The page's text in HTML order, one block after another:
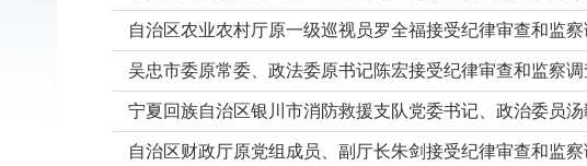
自治区农业农村厅原一级巡视员罗全福接受纪律审查和监察
吴忠市委原常委、政法委原书记陈宏接受纪律审查和监察调
宁夏回族自治区银川市消防救援支队党委书记、政治委员
自治区财政厅原党组成员、副厅长朱剑接受纪律审查和监察